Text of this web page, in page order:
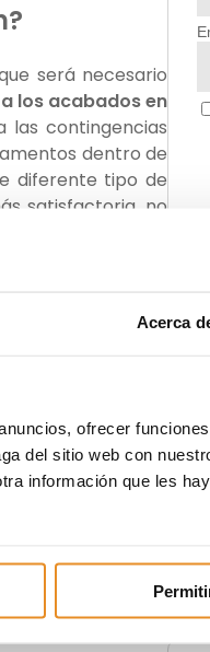
Acerca
ofrecer
del sitio web con
información que les
será necesario
los acabados en
las contingencias
dentro de
diferente tipo de
satisfactoria, no
tu estilo de vida
al chalet o
en venta con
disfrutar de la
debes pensar en
situación. Porque
de las
a través de las
esta guía
para